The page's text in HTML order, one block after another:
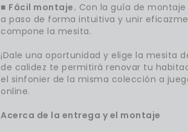
■ Fácil montaje. Con la guía de
a paso de forma intuitiva y unir
compone la mesita.
¡Dale una oportunidad y elige la mesita
de calidez te permitirá renovar tu
el sinfonier de la misma colección a
online.
Acerca de la entrega y el montaje